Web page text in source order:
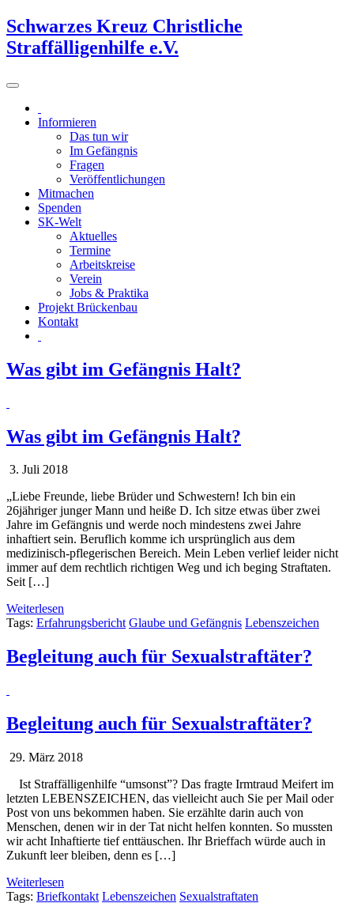
Schwarzes Kreuz Christliche
Straffälligenhilfe e.V.
Informieren
Das tun wir
Im Gefängnis
Fragen
Veröffentlichungen
Mitmachen
Spenden
SK-Welt
Aktuelles
Termine
Arbeitskreise
Verein
Jobs & Praktika
Projekt Brückenbau
Kontakt
Was gibt im Gefängnis Halt?
Was gibt im Gefängnis Halt?
3. Juli 2018
„Liebe Freunde, liebe Brüder und Schwestern! Ich bin ein
26jähriger junger Mann und heiße D. Ich sitze etwas über zwei
Jahre im Gefängnis und werde noch mindestens zwei Jahre
inhaftiert sein. Beruflich komme ich ursprünglich aus dem
medizinisch-pflegerischen Bereich. Mein Leben verlief leider nicht
immer auf dem rechtlich richtigen Weg und ich beging Straftaten.
Seit […]
Weiterlesen
Tags: Erfahrungsbericht Glaube und Gefängnis Lebenszeichen
Begleitung auch für Sexualstraftäter?
Begleitung auch für Sexualstraftäter?
29. März 2018
Ist Straffälligenhilfe “umsonst”? Das fragte Irmtraud Meifert im
letzten LEBENSZEICHEN, das vielleicht auch Sie per Mail oder
Post von uns bekommen haben. Sie erzählte darin auch von
Menschen, denen wir in der Tat nicht helfen konnten. So mussten
wir acht Inhaftierte tief enttäuschen. Ihr Brieffach würde auch in
Zukunft leer bleiben, denn es […]
Weiterlesen
Tags: Briefkontakt Lebenszeichen Sexualstraftaten